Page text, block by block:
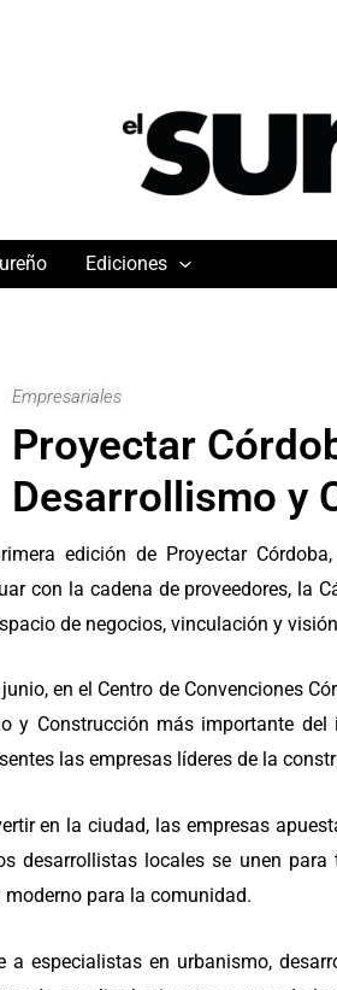
Ediciones
Empresariales
Proyectar
Desarrollismo y
edición de Proyectar
con la cadena de proveedores, la
de negocios, vinculación y
en el Centro de Convenciones
y Construcción más importante
las empresas líderes de la
en la ciudad, las empresas
desarrollistas locales se unen
para la comunidad.
a especialistas en urbanismo,